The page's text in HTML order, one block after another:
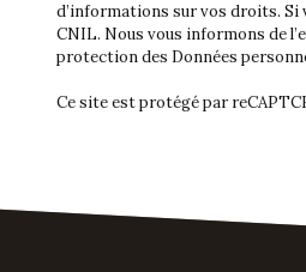
d’informations sur vos droits. Si
CNIL. Nous vous informons de
protection des Données
Ce site est protégé par